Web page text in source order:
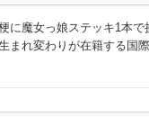
に魔女っ娘ステッキ1本
まれ変わりが在籍する国